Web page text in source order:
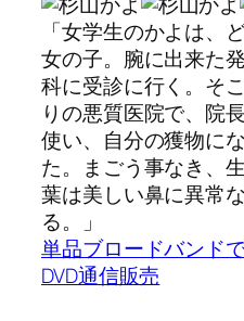
「女学生のかよは、
女の子。腕に出来た
科に受診に行く。そ
りの悪質医院で、院
使い、自分の獲物に
た。まごう事なき、
葉は美しい鼻に異常
る。」
単品ブロードバンド
DVD通信販売